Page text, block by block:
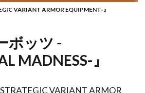
VARIANT ARMOR EQUIPMENT-』
ボッツ -
MADNESS-』
VARIANT ARMOR